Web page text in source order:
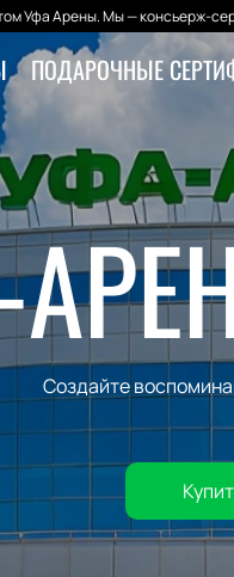
Уфа Арены. Мы — консьерж-
ПОДАРОЧНЫЕ
Создайте